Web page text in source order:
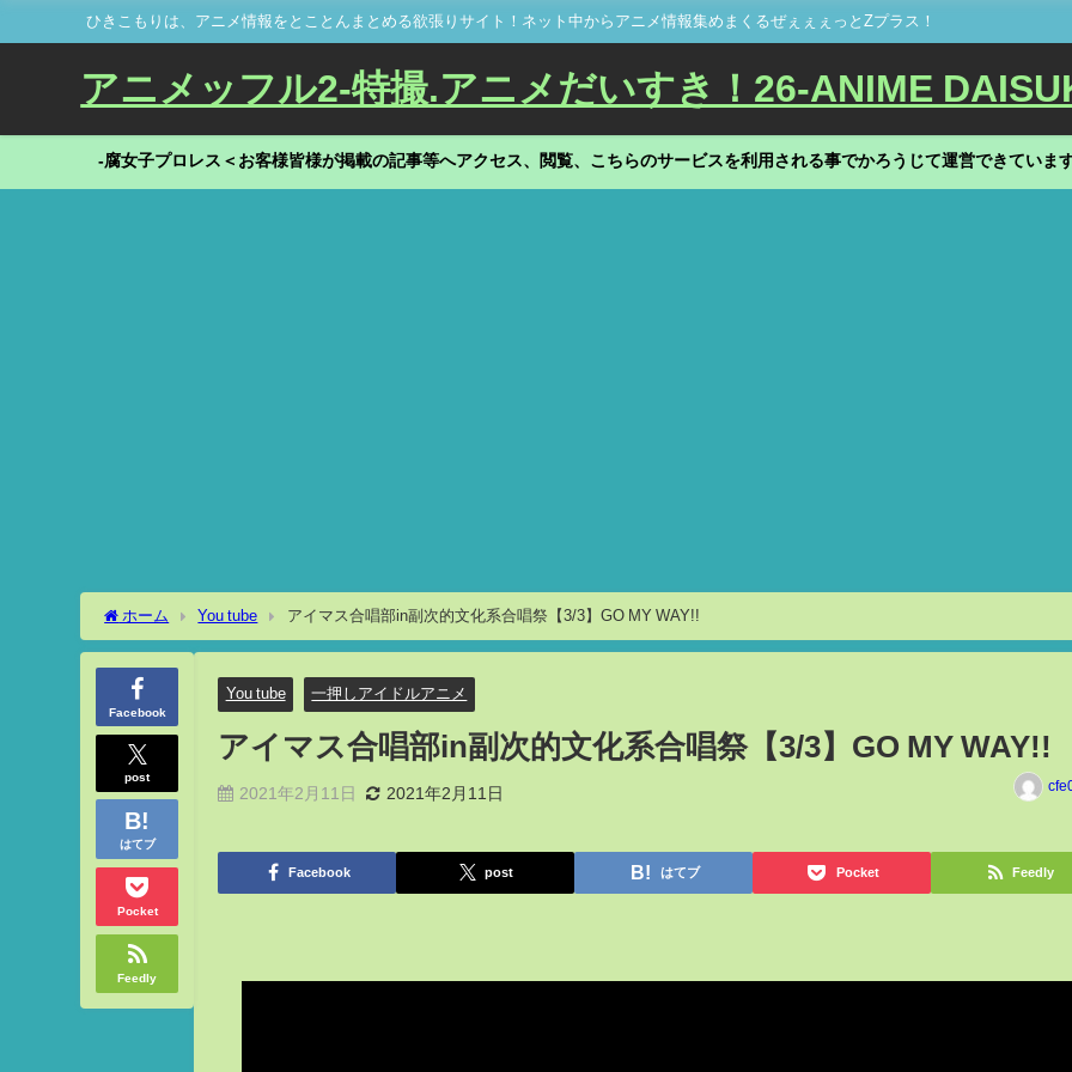
ひきこもりは、アニメ情報をとことんまとめる欲張りサイト！ネット中からアニメ情報集めまくるぜぇぇぇっとZプラス！
アニメッフル2-特撮.アニメだいすき！26-ANIME
-腐女子プロレス＜お客様皆様が掲載の記事等へアクセス、閲覧、こちらのサービスを利用される事でかろうじて運営できていま
ホーム You tube アイマス合唱部in副次的文化系合唱祭【3/3】GO MY WAY!!
Facebook
post
はてブ
Pocket
Feedly
You tube 一押しアイドルアニメ
アイマス合唱部in副次的文化系合唱祭【3/3】GO MY WAY!!
2021年2月11日 2021年2月11日
Facebook post はてブ Pocket Feedly